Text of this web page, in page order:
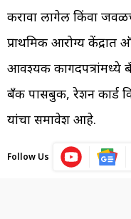
करावा लागेल किंवा
प्राथमिक आरोग्य केंद्रात
आवश्यक कागदपत्रांमध्ये
बँक पासबुक, रेशन कार्ड
यांचा समावेश आहे.
Follow Us